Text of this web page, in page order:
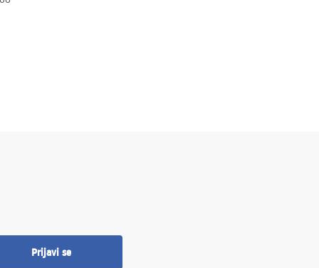
Prijavi se